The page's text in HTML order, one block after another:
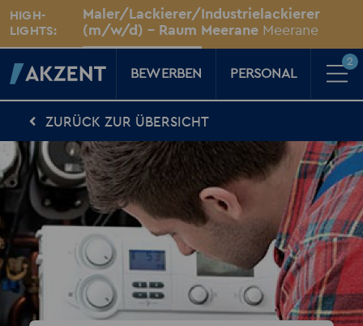
HIGH-
LIGHTS:
Maler/Lackierer/Industrielackierer
(m/w/d) - Raum Meerane Meerane
Für Kandidaten
Karriere-Kompass
News, Tipps & Tricks rund um deinen Traumjob
Für Unternehmen
Kompass für Personaler
News rund um den Arbeitsplatz
Über AKZENT
Für Sie vor Ort
AKZENT-Shop
Für unsere größten Fans
Merkzettel 2
BEWERBEN PERSONAL
2
ZURÜCK ZUR ÜBERSICHT